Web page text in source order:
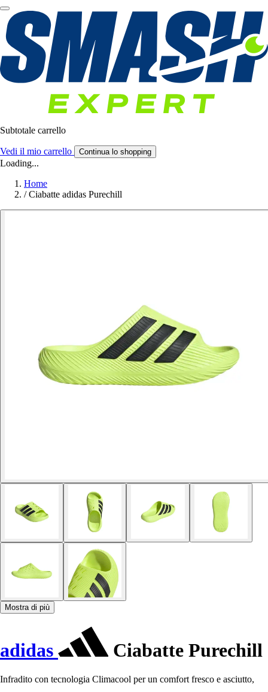
Subtotale carrello
Vedi il mio carrello Continua lo shopping
Loading...
Home
/ Ciabatte adidas Purechill
Mostra di più
adidas Ciabatte Purechill
Infradito con tecnologia Climacool per un comfort fresco e asciutto,